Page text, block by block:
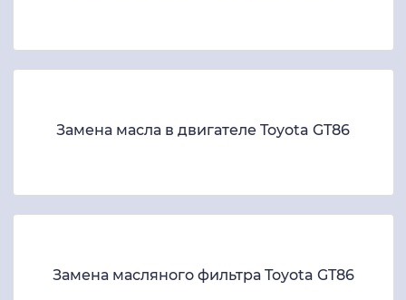
Замена масла в двигателе Toyota GT86
Замена масляного фильтра Toyota GT86